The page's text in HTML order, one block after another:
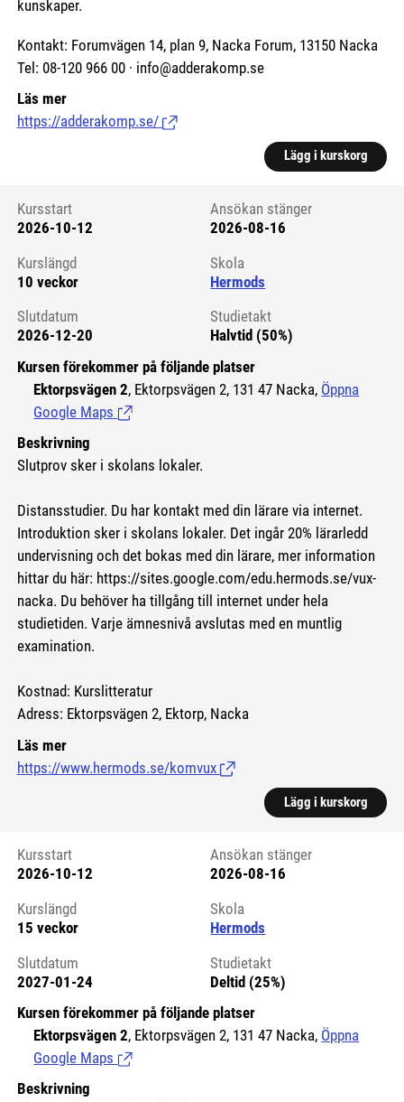
kunskaper.
Kontakt: Forumvägen 14, plan 9, Nacka Forum, 13150 Nacka
Tel: 08-120 966 00 · info@adderakomp.se
Läs mer
https://adderakomp.se/ (Länk till extern sida.)
Lägg i kurskorg
Kursstart 6125031
Kursstart
2026-10-12
Ansökan stänger
2026-08-16
Kurslängd
10 veckor
Skola
Hermods
Slutdatum
2026-12-20
Studietakt
Halvtid (50%)
Kursen förekommer på följande platser
Ektorpsvägen 2, Ektorpsvägen 2, 131 47 Nacka, Öppna
Google Maps (Länk till extern sida.)
Beskrivning
Slutprov sker i skolans lokaler.
Distansstudier. Du har kontakt med din lärare via internet.
Introduktion sker i skolans lokaler. Det ingår 20% lärarledd
undervisning och det bokas med din lärare, mer information
hittar du här: https://sites.google.com/edu.hermods.se/vux-
nacka. Du behöver ha tillgång till internet under hela
studietiden. Varje ämnesnivå avslutas med en muntlig
examination.
Kostnad: Kurslitteratur
Adress: Ektorpsvägen 2, Ektorp, Nacka
Läs mer
https://www.hermods.se/komvux (Länk till extern sida.)
Lägg i kurskorg
Kursstart 6125136
Kursstart
2026-10-12
Ansökan stänger
2026-08-16
Kurslängd
15 veckor
Skola
Hermods
Slutdatum
2027-01-24
Studietakt
Deltid (25%)
Kursen förekommer på följande platser
Ektorpsvägen 2, Ektorpsvägen 2, 131 47 Nacka, Öppna
Google Maps (Länk till extern sida.)
Beskrivning